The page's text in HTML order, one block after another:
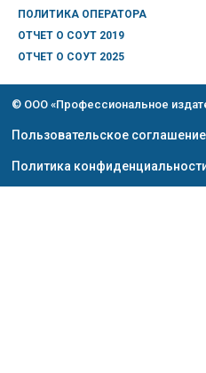
ПОЛИТИКА ОПЕРАТОРА
ОТЧЕТ О СОУТ 2019
ОТЧЕТ О СОУТ 2025
© ООО «Профессиональное
Пользовательское соглашение
Политика